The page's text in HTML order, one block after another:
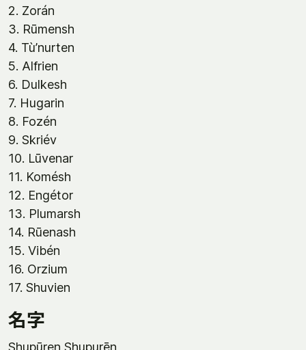
2. Zorán
3. Rūmensh
4. Tù’nurten
5. Alfrien
6. Dulkesh
7. Hugarin
8. Fozén
9. Skriév
10. Lūvenar
11. Komésh
12. Engétor
13. Plumarsh
14. Rūenash
15. Vibén
16. Orzium
17. Shuvien
名字
Shupūren Shupurēn